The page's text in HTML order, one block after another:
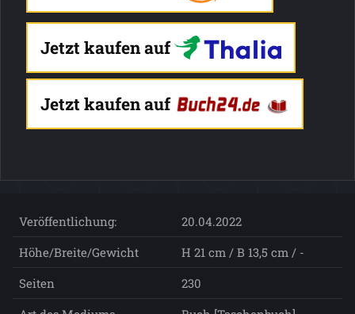
Jetzt kaufen auf
Jetzt kaufen auf
Veröffentlichung:
20.04.2022
Höhe/Breite/Gewicht
H 21 cm / B 13,5 cm / -
Seiten
230